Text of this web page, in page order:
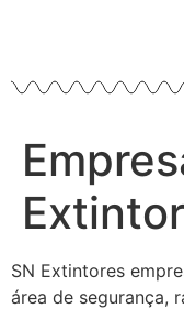
SN Extintores
área de segurança,